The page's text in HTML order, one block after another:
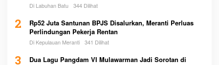
Di Labuhan Batu 344 Dilihat
2
Rp52 Juta Santunan BPJS Disalurkan, Meranti Perluas
Perlindungan Pekerja Rentan
Di Kepulauan Meranti 341 Dilihat
Dua Lagu Pangdam VI Mulawarman Jadi Sorotan di